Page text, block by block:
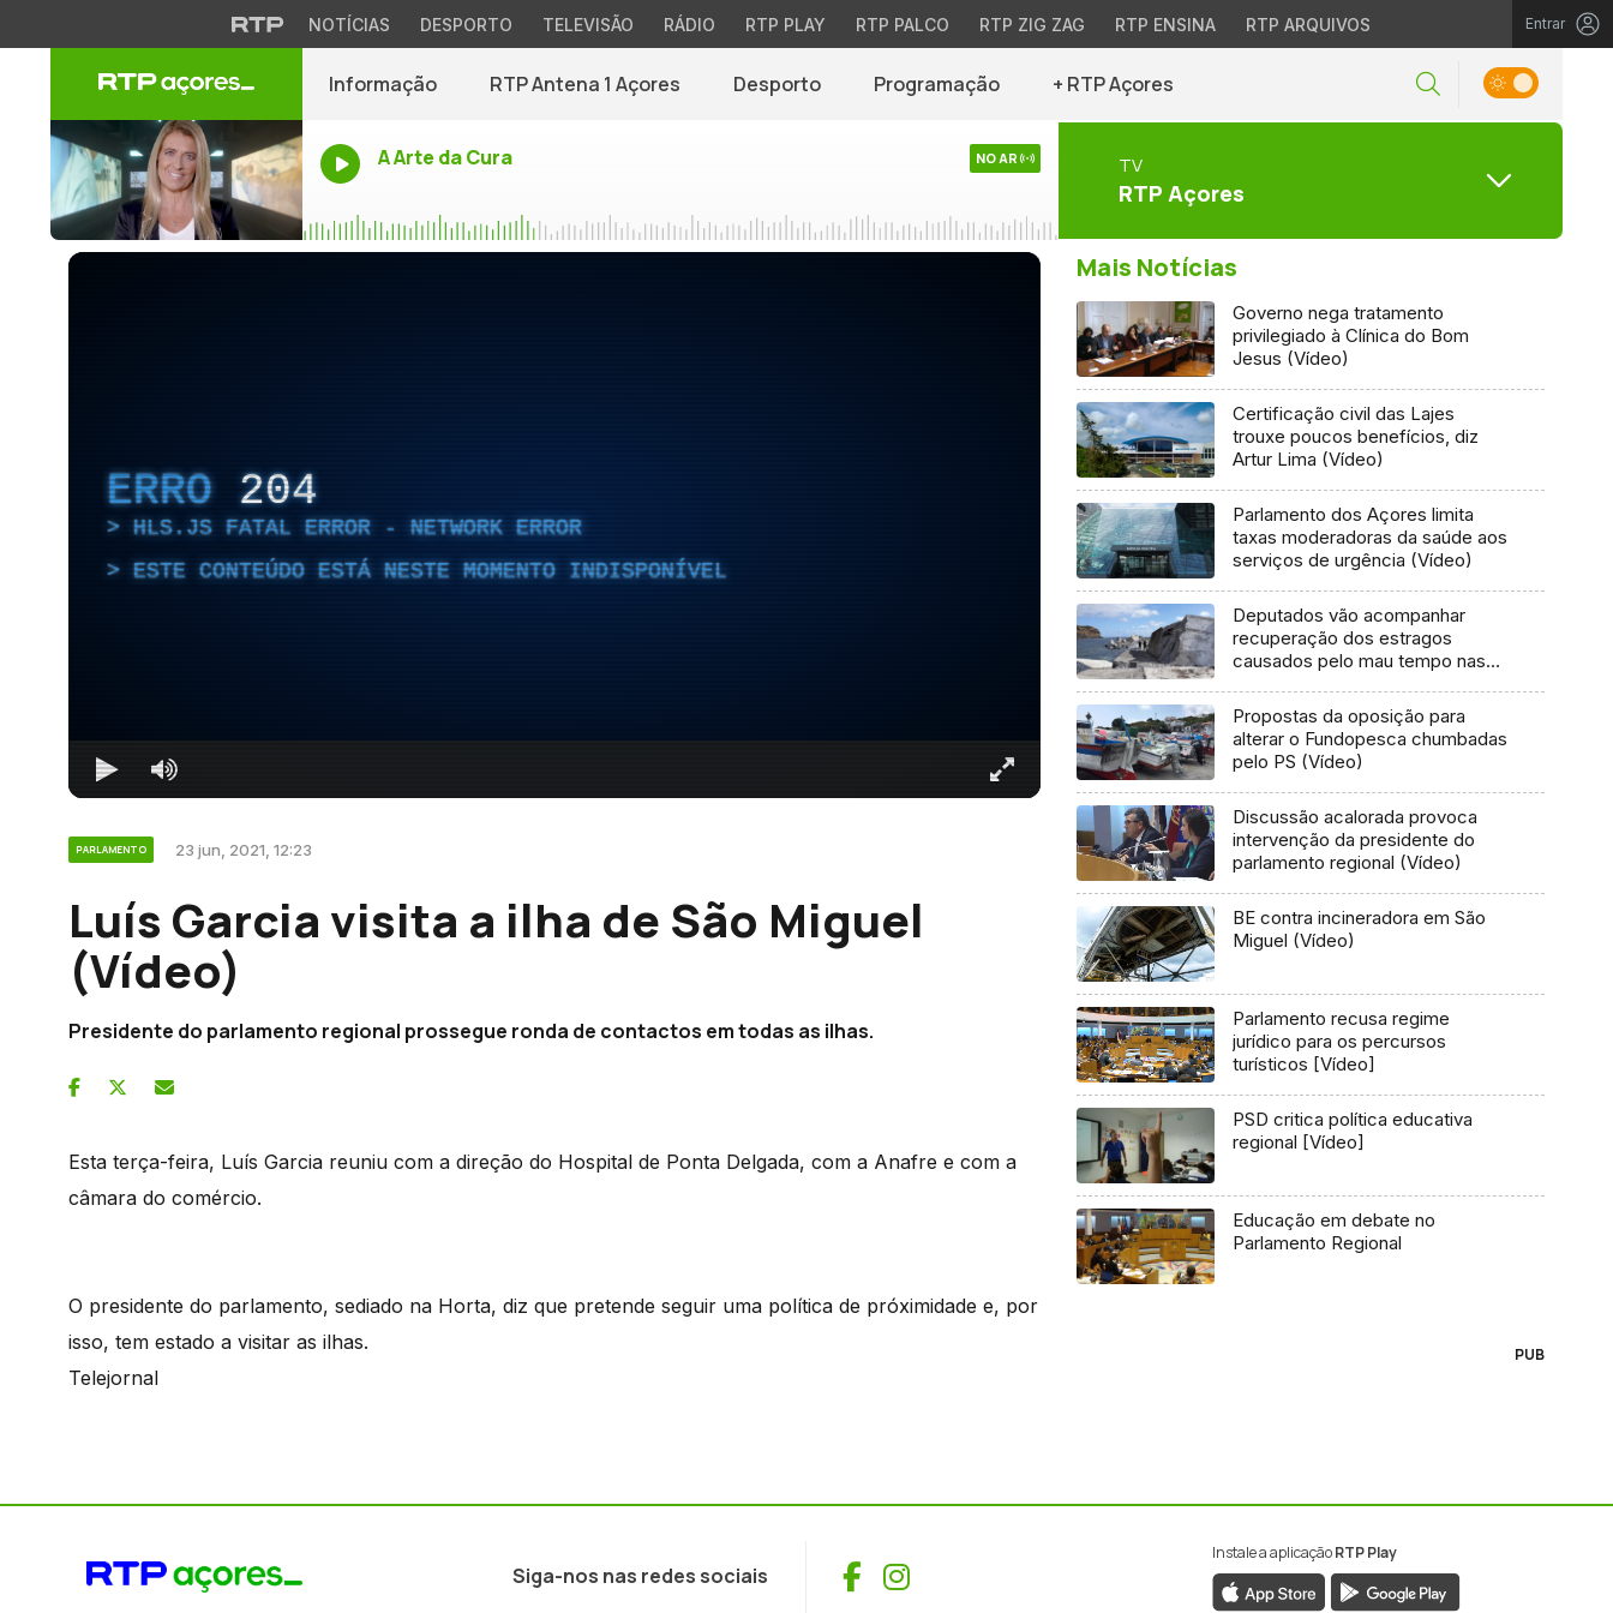
NOTÍCIAS DESPORTO TELEVISÃO RÁDIO RTP PLAY RTP PALCO RTP ZIG ZAG RTP ENSINA RTP ARQUIVOS Entrar
Informação RTP Antena 1 Açores Desporto Programação + RTP Açores
A Arte da Cura NO AR TV
RTP Açores
ERRO 204
HLS.JS FATAL ERROR - NETWORK ERROR
ESTE CONTEÚDO ESTÁ NESTE MOMENTO INDISPONÍVEL
PARLAMENTO 23 jun, 2021, 12:23
Luís Garcia visita a ilha de São Miguel
(Vídeo)
Presidente do parlamento regional prossegue ronda de contactos em todas as ilhas.
Esta terça-feira, Luís Garcia reuniu com a direção do Hospital de Ponta Delgada, com a Anafre e com a
câmara do comércio.
O presidente do parlamento, sediado na Horta, diz que pretende seguir uma política de próximidade e, por
isso, tem estado a visitar as ilhas.
Telejornal
Mais Notícias
Governo nega tratamento
privilegiado à Clínica do Bom
Jesus (Vídeo)
Certificação civil das Lajes
trouxe poucos benefícios, diz
Artur Lima (Vídeo)
Parlamento dos Açores limita
taxas moderadoras da saúde aos
serviços de urgência (Vídeo)
Deputados vão acompanhar
recuperação dos estragos
causados pelo mau tempo nas
Propostas da oposição para
alterar o Fundopesca chumbadas
pelo PS (Vídeo)
Discussão acalorada provoca
intervenção da presidente do
parlamento regional (Vídeo)
BE contra incineradora em São
Miguel (Vídeo)
Parlamento recusa regime
jurídico para os percursos
turísticos [Vídeo]
PSD critica política educativa
regional [Vídeo]
Educação em debate no
Parlamento Regional
PUB
Siga-nos nas redes sociais Facebook
Instagram
Instale a aplicaçãoRTP Play